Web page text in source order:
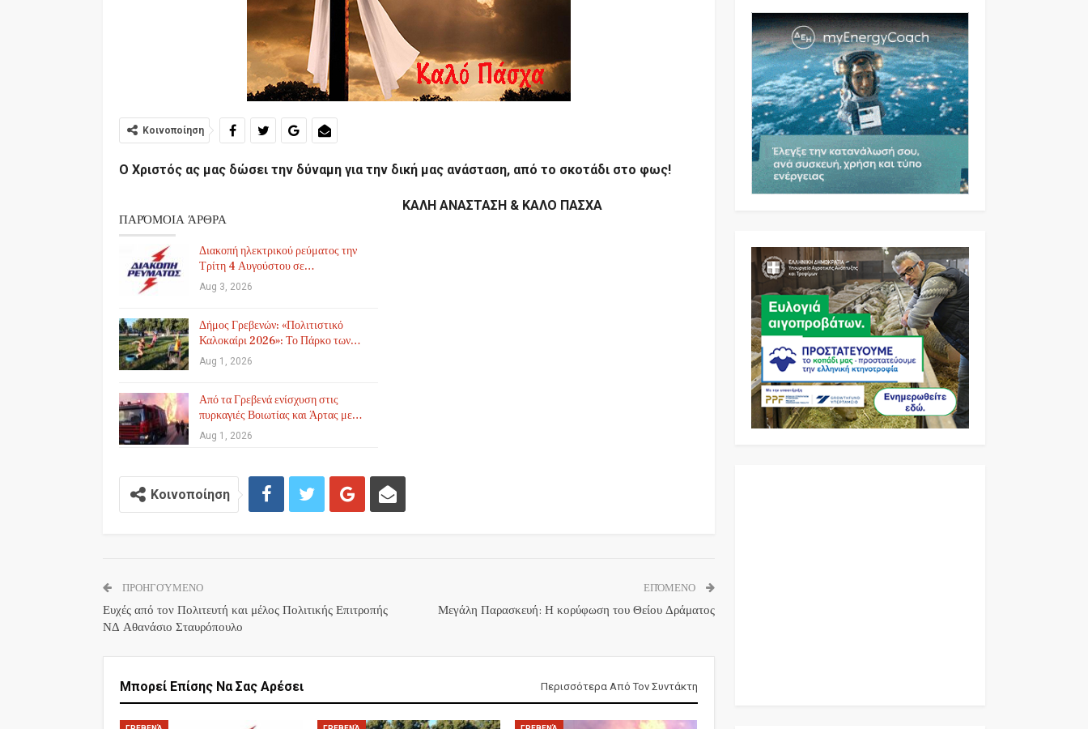
Κοινοποίηση
Ο Χριστός ας μας δώσει την δύναμη για την δική μας ανάσταση, από το σκοτάδι στο φως!
ΠΑΡΌΜΟΙΑ ΆΡΘΡΑ
Διακοπή ηλεκτρικού ρεύματος την
Τρίτη 4 Αυγούστου σε…
Aug 3, 2026
Δήμος Γρεβενών: «Πολιτιστικό
Καλοκαίρι 2026»: Το Πάρκο των…
Aug 1, 2026
Από τα Γρεβενά ενίσχυση στις
πυρκαγιές Βοιωτίας και Άρτας με…
Aug 1, 2026
ΚΑΛΗ ΑΝΑΣΤΑΣΗ & ΚΑΛΟ ΠΑΣΧΑ
Κοινοποίηση
ΠΡΟΗΓΟΎΜΕΝΟ
Ευχές από τον Πολιτευτή και μέλος Πολιτικής Επιτροπής
ΝΔ Αθανάσιο Σταυρόπουλο
ΕΠΌΜΕΝΟ
Μεγάλη Παρασκευή: Η κορύφωση του Θείου Δράματος
Μπορεί Επίσης Να Σας Αρέσει Περισσότερα Από Τον Συντάκτη